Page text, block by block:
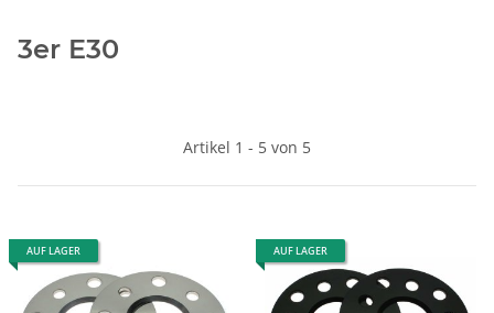
3er E30
Artikel 1 - 5 von 5
AUF LAGER AUF LAGER